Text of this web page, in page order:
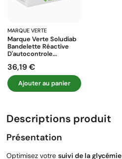
MARQUE VERTE
Marque Verte Soludiab
Bandelette Réactive
D'autocontrole...
Prix
36,19 €
Ajouter au panier
Descriptions produit
Présentation
Optimisez votre suivi de la glycémie